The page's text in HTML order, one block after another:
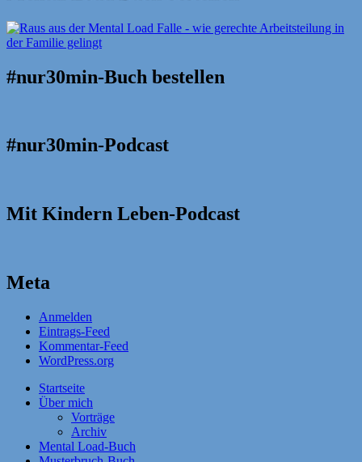
#nur30min-Buch bestellen
#nur30min-Podcast
Mit Kindern Leben-Podcast
Meta
Anmelden
Eintrags-Feed
Kommentar-Feed
WordPress.org
Startseite
Über mich
Vorträge
Archiv
Mental Load-Buch